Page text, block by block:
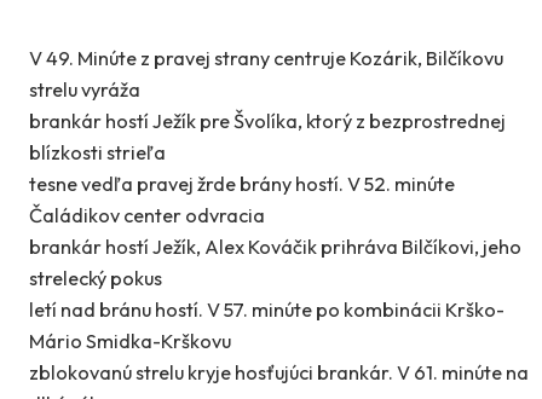
V 49. Minúte z pravej strany centruje Kozárik, Bilčíkovu
strelu vyráža
brankár hostí Ježík pre Švolíka, ktorý z bezprostrednej
blízkosti strieľa
tesne vedľa pravej žrde brány hostí. V 52. minúte
Čaládikov center odvracia
brankár hostí Ježík, Alex Kováčik prihráva Bilčíkovi, jeho
strelecký pokus
letí nad bránu hostí. V 57. minúte po kombinácii Krško-
Mário Smidka-Krškovu
zblokovanú strelu kryje hosťujúci brankár. V 61. minúte na